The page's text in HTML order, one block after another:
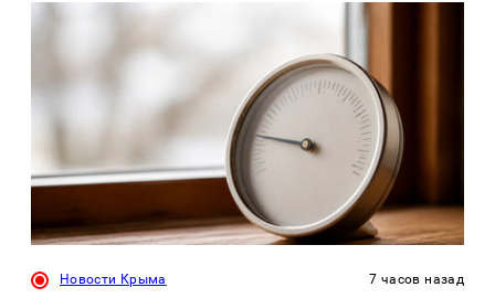
Новости Крыма 7 часов назад